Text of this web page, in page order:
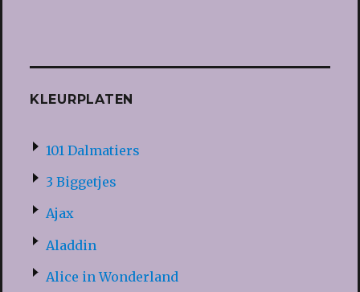
KLEURPLATEN
101 Dalmatiers
3 Biggetjes
Ajax
Aladdin
Alice in Wonderland